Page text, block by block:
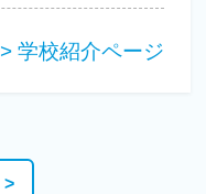
学校紹介ページ
>